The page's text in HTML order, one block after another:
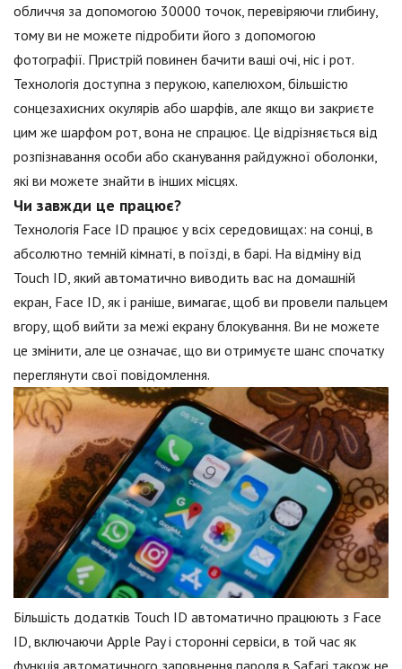
обличчя за допомогою 30000 точок, перевіряючи глибину,
тому ви не можете підробити його з допомогою
фотографії. Пристрій повинен бачити ваші очі, ніс і рот.
Технологія доступна з перукою, капелюхом, більшістю
сонцезахисних окулярів або шарфів, але якщо ви закриєте
цим же шарфом рот, вона не спрацює. Це відрізняється від
розпізнавання особи або сканування райдужної оболонки,
які ви можете знайти в інших місцях.
Чи завжди це працює?
Технологія Face ID працює у всіх середовищах: на сонці, в
абсолютно темній кімнаті, в поїзді, в барі. На відміну від
Touch ID, який автоматично виводить вас на домашній
екран, Face ID, як і раніше, вимагає, щоб ви провели пальцем
вгору, щоб вийти за межі екрану блокування. Ви не можете
це змінити, але це означає, що ви отримуєте шанс спочатку
переглянути свої повідомлення.
Більшість додатків Touch ID автоматично працюють з Face
ID, включаючи Apple Pay і сторонні сервіси, в той час як